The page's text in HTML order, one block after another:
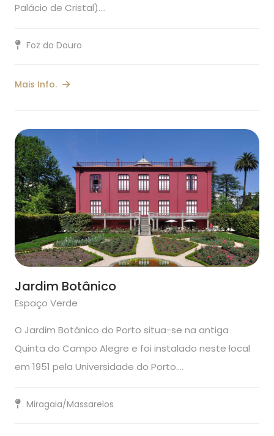
Palácio de Cristal).…
Foz do Douro
Mais Info.
Jardim Botânico
Espaço Verde
O Jardim Botânico do Porto situa-se na antiga
Quinta do Campo Alegre e foi instalado neste local
em 1951 pela Universidade do Porto.…
Miragaia/Massarelos